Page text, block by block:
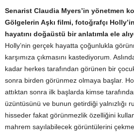
Senarist Claudia Myers’in yönetmen
Gölgelerin Aşkı filmi, fotoğrafçı
hayatını doğaüstü bir anlatımla ele
Holly’nin gerçek hayatta çoğunlukla
karşımıza çıkmasını kastediyorum.
kadar herkes tarafından görünen bir
sonra birden görünmez olmaya başlar.
attıktan sonra ilk başlarda kimse
üzüntüsünü ve bunun getirdiği yalnızlığı
hisseder fakat görünmezlik özelliğini
mahrem sayılabilecek görüntülerini